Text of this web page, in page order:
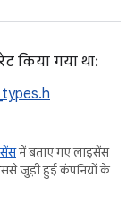
किया गया था:
में बताए गए लाइसेंस
जुड़ी हुई कंपनियों के